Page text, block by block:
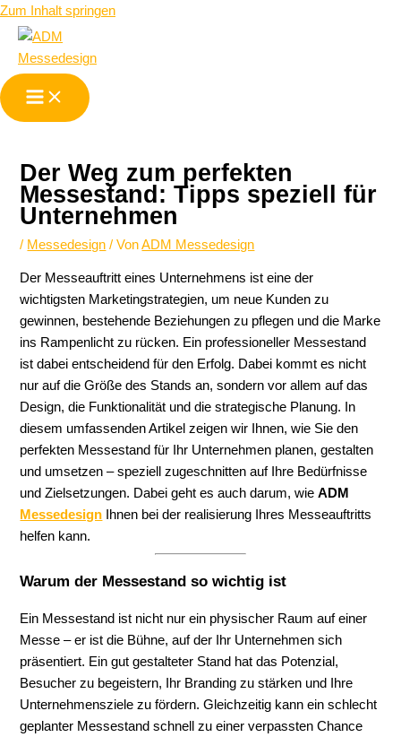
Zum Inhalt springen
Der Weg zum perfekten
Messestand: Tipps speziell für
Unternehmen
/ Messedesign / VonADM Messedesign
Der Messeauftritt eines Unternehmens ist eine der
wichtigsten Marketingstrategien, um neue Kunden zu
gewinnen, bestehende Beziehungen zu pflegen und die Marke
ins Rampenlicht zu rücken. Ein professioneller Messestand
ist dabei entscheidend für den Erfolg. Dabei kommt es nicht
nur auf die Größe des Stands an, sondern vor allem auf das
Design, die Funktionalität und die strategische Planung. In
diesem umfassenden Artikel zeigen wir Ihnen, wie Sie den
perfekten Messestand für Ihr Unternehmen planen, gestalten
und umsetzen – speziell zugeschnitten auf Ihre Bedürfnisse
und Zielsetzungen. Dabei geht es auch darum, wieADM
Messedesign Ihnen bei der realisierung Ihres Messeauftritts
helfen kann.
Warum der Messestand so wichtig ist
Ein Messestand ist nicht nur ein physischer Raum auf einer
Messe – er ist die Bühne, auf der Ihr Unternehmen sich
präsentiert. Ein gut gestalteter Stand hat das Potenzial,
Besucher zu begeistern, Ihr Branding zu stärken und Ihre
Unternehmensziele zu fördern. Gleichzeitig kann ein schlecht
geplanter Messestand schnell zu einer verpassten Chance